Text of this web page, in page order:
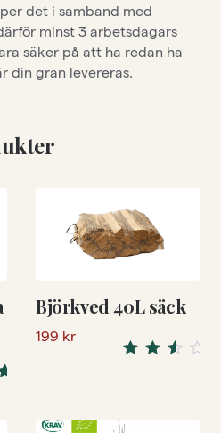
det i samband med
minst 3 arbetsdagars
säker på att ha redan ha
din gran levereras.
Björkved 40L säck
199 kr